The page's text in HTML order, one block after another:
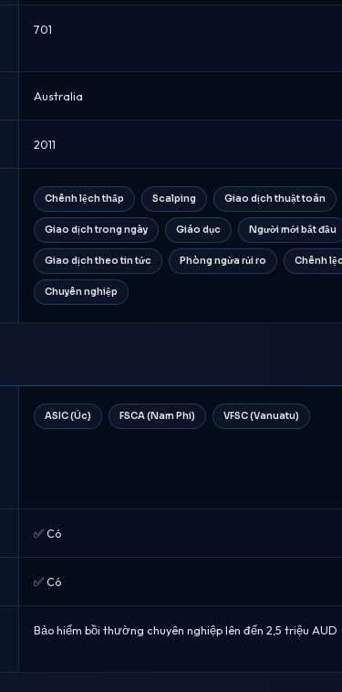
701
Australia
2011
Chênh lệch thấp Scalping Giao dịch thuật toán
Giao dịch trong ngày Giáo dục Người mới bắt đầu
Giao dịch theo tin tức Phòng ngừa rủi ro Chênh
Chuyên nghiệp
ASIC (Úc) FSCA (Nam Phi) VFSC (Vanuatu)
✅ Có
✅ Có
Bảo hiểm bồi thường chuyên nghiệp lên đến 2,5 triệu AUD